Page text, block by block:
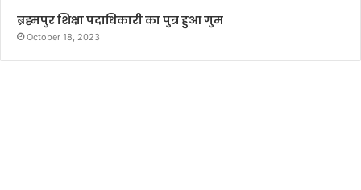
ब्रह्मपुर शिक्षा पदाधिकारी का पुत्र हुआ गुम
October 18, 2023